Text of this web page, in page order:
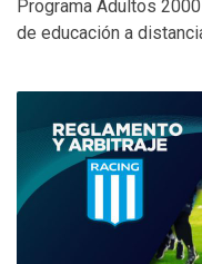
Programa Adultos
de educación a